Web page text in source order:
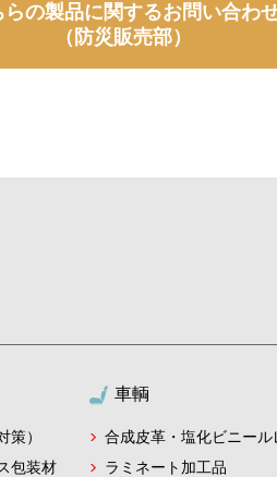
らの製品に関するお問い合わ
（防災販売部）
策）
包装材
車輌
合成皮革・塩化ビニール
ラミネート加工品